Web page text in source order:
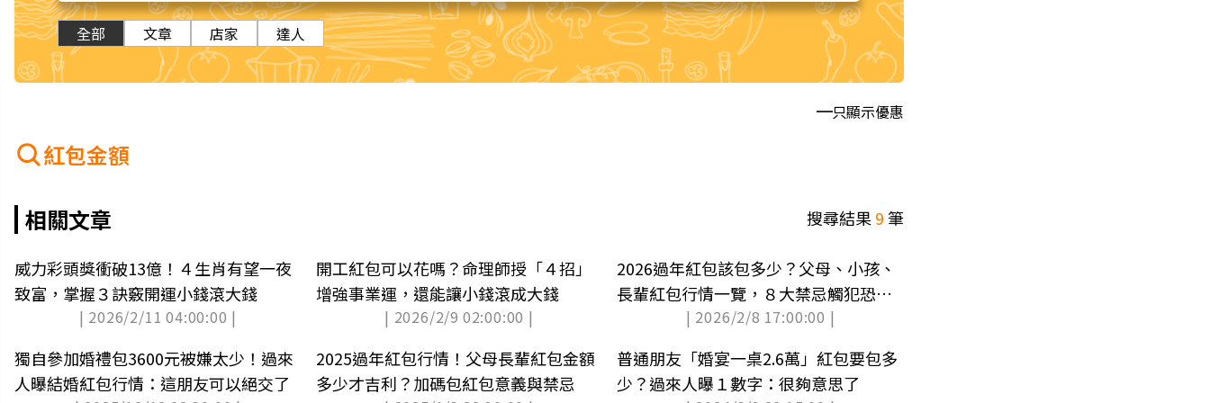
全部 文章 店家 達人
只顯示優惠
紅包金額
相關文章 搜尋結果9筆
威力彩頭獎衝破13億！４生肖有望一夜
致富，掌握３訣竅開運小錢滾大錢
| 2026/2/11 04:00:00 |
開工紅包可以花嗎？命理師授「４招」
增強事業運，還能讓小錢滾成大錢
| 2026/2/9 02:00:00 |
2026過年紅包該包多少？父母、小孩、
長輩紅包行情一覽，８大禁忌觸犯恐漏
| 2026/2/8 17:00:00 |
獨自參加婚禮包3600元被嫌太少！過來
人曝結婚紅包行情：這朋友可以絕交了
2025過年紅包行情！父母長輩紅包金額
多少才吉利？加碼包紅包意義與禁忌
普通朋友「婚宴一桌2.6萬」紅包要包多
少？過來人曝１數字：很夠意思了